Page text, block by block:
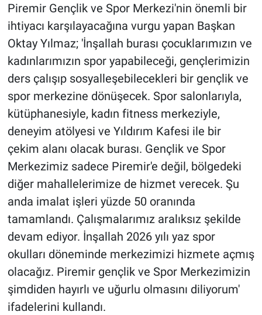
Piremir Gençlik ve Spor Merkezi'nin önemli bir
ihtiyacı karşılayacağına vurgu yapan Başkan
Oktay Yılmaz; 'İnşallah burası çocuklarımızın ve
kadınlarımızın spor yapabileceği, gençlerimizin
ders çalışıp sosyalleşebilecekleri bir gençlik ve
spor merkezine dönüşecek. Spor salonlarıyla,
kütüphanesiyle, kadın fitness merkeziyle,
deneyim atölyesi ve Yıldırım Kafesi ile bir
çekim alanı olacak burası. Gençlik ve Spor
Merkezimiz sadece Piremir'e değil, bölgedeki
diğer mahallelerimize de hizmet verecek. Şu
anda imalat işleri yüzde 50 oranında
tamamlandı. Çalışmalarımız aralıksız şekilde
devam ediyor. İnşallah 2026 yılı yaz spor
okulları döneminde merkezimizi hizmete açmış
olacağız. Piremir gençlik ve Spor Merkezimizin
şimdiden hayırlı ve uğurlu olmasını diliyorum'
ifadelerini kullandı.